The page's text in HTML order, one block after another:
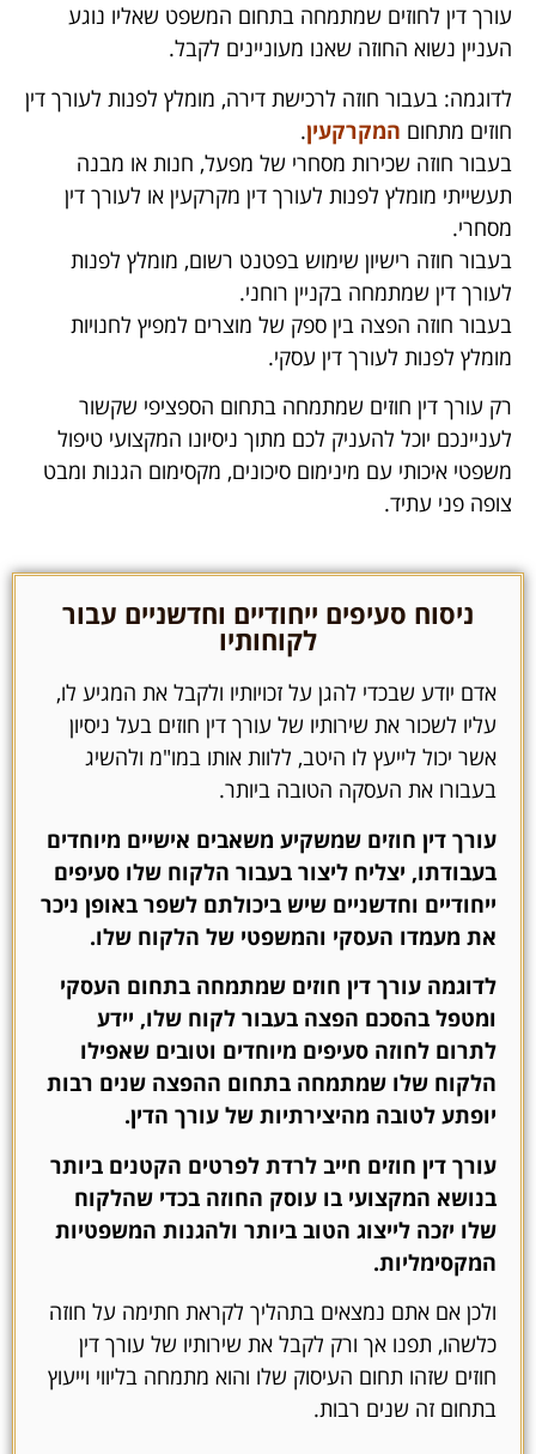
עורך דין לחוזים שמתמחה בתחום המשפט שאליו נוגע
העניין נשוא החוזה שאנו מעוניינים לקבל.
לדוגמה: בעבור חוזה לרכישת דירה, מומלץ לפנות לעורך דין
חוזים מתחום המקרקעין.
בעבור חוזה שכירות מסחרי של מפעל, חנות או מבנה
תעשייתי מומלץ לפנות לעורך דין מקרקעין או לעורך דין
מסחרי.
בעבור חוזה רישיון שימוש בפטנט רשום, מומלץ לפנות
לעורך דין שמתמחה בקניין רוחני.
בעבור חוזה הפצה בין ספק של מוצרים למפיץ לחנויות
מומלץ לפנות לעורך דין עסקי.
רק עורך דין חוזים שמתמחה בתחום הספציפי שקשור
לעניינכם יוכל להעניק לכם מתוך ניסיונו המקצועי טיפול
משפטי איכותי עם מינימום סיכונים, מקסימום הגנות ומבט
צופה פני עתיד.
ניסוח סעיפים ייחודיים וחדשניים עבור
לקוחותיו
אדם יודע שבכדי להגן על זכויותיו ולקבל את המגיע לו,
עליו לשכור את שירותיו של עורך דין חוזים בעל ניסיון
אשר יכול לייעץ לו היטב, ללוות אותו במו"מ ולהשיג
בעבורו את העסקה הטובה ביותר.
עורך דין חוזים שמשקיע משאבים אישיים מיוחדים
בעבודתו, יצליח ליצור בעבור הלקוח שלו סעיפים
ייחודיים וחדשניים שיש ביכולתם לשפר באופן ניכר
את מעמדו העסקי והמשפטי של הלקוח שלו.
לדוגמה עורך דין חוזים שמתמחה בתחום העסקי
ומטפל בהסכם הפצה בעבור לקוח שלו, יידע
לתרום לחוזה סעיפים מיוחדים וטובים שאפילו
הלקוח שלו שמתמחה בתחום ההפצה שנים רבות
יופתע לטובה מהיצירתיות של עורך הדין.
עורך דין חוזים חייב לרדת לפרטים הקטנים ביותר
בנושא המקצועי בו עוסק החוזה בכדי שהלקוח
שלו יזכה לייצוג הטוב ביותר ולהגנות המשפטיות
המקסימליות.
ולכן אם אתם נמצאים בתהליך לקראת חתימה על חוזה
כלשהו, תפנו אך ורק לקבל את שירותיו של עורך דין
חוזים שזהו תחום העיסוק שלו והוא מתמחה בליווי וייעוץ
בתחום זה שנים רבות.